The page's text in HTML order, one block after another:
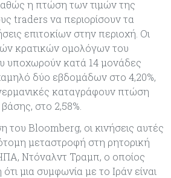
η πτώση των τιμών της
traders να περιορίσουν τα
επιτοκίων στην περιοχή. Οι
κρατικών ομολόγων του
υποχωρούν κατά 14 μονάδες
δύο εβδομάδων στο 4,20%,
καταγράφουν πτώση
στο 2,58%.
Bloomberg, οι κινήσεις αυτές
μεταστροφή στη ρητορική
Ντόναλντ Τραμπ, ο οποίος
μια συμφωνία με το Ιράν είναι